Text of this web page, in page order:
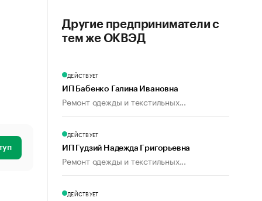
Другие предприниматели с
тем же ОКВЭД
ДЕЙСТВУЕТ
ИП Бабенко Галина Ивановна
Ремонт одежды и текстильных...
ДЕЙСТВУЕТ
ИП Гудзий Надежда Григорьевна
Ремонт одежды и текстильных...
ДЕЙСТВУЕТ